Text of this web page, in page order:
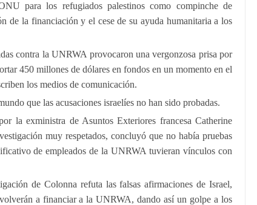
para los refugiados palestinos como compinche de
de la financiación y el cese de su ayuda humanitaria a los
contra la UNRWA provocaron una vergonzosa prisa por
450 millones de dólares en fondos en un momento en el
los medios de comunicación.
que las acusaciones israelíes no han sido probadas.
la exministra de Asuntos Exteriores francesa Catherine
muy respetados, concluyó que no había pruebas
de empleados de la UNRWA tuvieran vínculos con
de Colonna refuta las falsas afirmaciones de Israel,
a financiar a la UNRWA, dando así un golpe a los